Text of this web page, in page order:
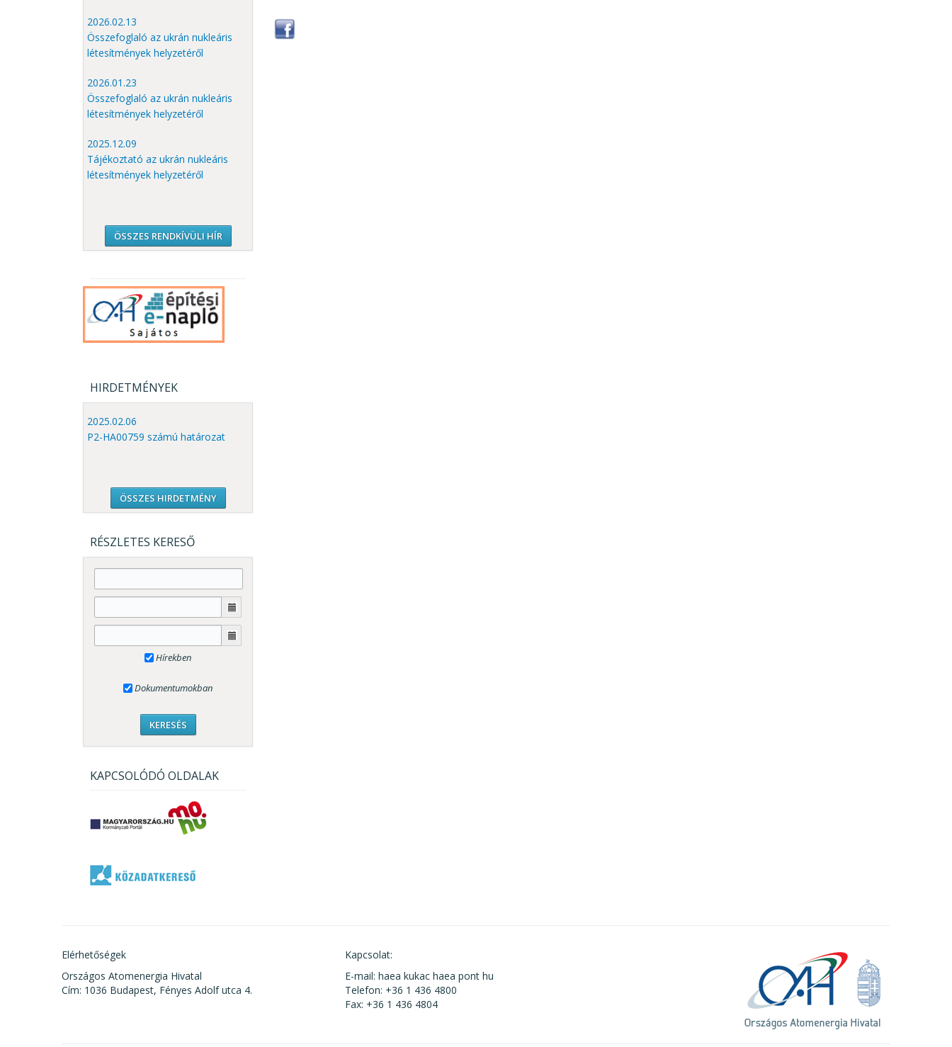
2026.02.13
Összefoglaló az ukrán nukleáris
létesítmények helyzetéről
2026.01.23
Összefoglaló az ukrán nukleáris
létesítmények helyzetéről
2025.12.09
Tájékoztató az ukrán nukleáris
létesítmények helyzetéről
ÖSSZES RENDKÍVÜLI HÍR
HIRDETMÉNYEK
2025.02.06
P2-HA00759 számú határozat
ÖSSZES HIRDETMÉNY
RÉSZLETES KERESŐ
Hírekben
Dokumentumokban
KAPCSOLÓDÓ OLDALAK
Elérhetőségek
Országos Atomenergia Hivatal
Cím: 1036 Budapest, Fényes Adolf utca 4.
Kapcsolat:
E-mail: haea kukac haea pont hu
Telefon: +36 1 436 4800
Fax: +36 1 436 4804